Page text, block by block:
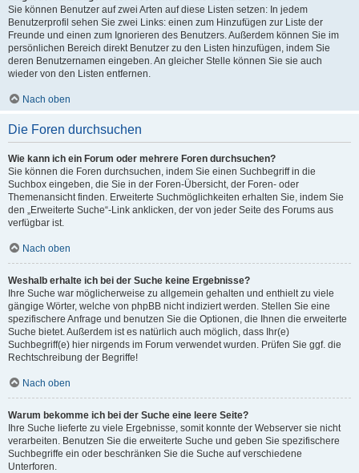
Sie können Benutzer auf zwei Arten auf diese Listen setzen: In jedem
Benutzerprofil sehen Sie zwei Links: einen zum Hinzufügen zur Liste der
Freunde und einen zum Ignorieren des Benutzers. Außerdem können Sie im
persönlichen Bereich direkt Benutzer zu den Listen hinzufügen, indem Sie
deren Benutzernamen eingeben. An gleicher Stelle können Sie sie auch
wieder von den Listen entfernen.
Nach oben
Die Foren durchsuchen
Wie kann ich ein Forum oder mehrere Foren durchsuchen?
Sie können die Foren durchsuchen, indem Sie einen Suchbegriff in die
Suchbox eingeben, die Sie in der Foren-Übersicht, der Foren- oder
Themenansicht finden. Erweiterte Suchmöglichkeiten erhalten Sie, indem Sie
den „Erweiterte Suche“-Link anklicken, der von jeder Seite des Forums aus
verfügbar ist.
Nach oben
Weshalb erhalte ich bei der Suche keine Ergebnisse?
Ihre Suche war möglicherweise zu allgemein gehalten und enthielt zu viele
gängige Wörter, welche von phpBB nicht indiziert werden. Stellen Sie eine
spezifischere Anfrage und benutzen Sie die Optionen, die Ihnen die erweiterte
Suche bietet. Außerdem ist es natürlich auch möglich, dass Ihr(e)
Suchbegriff(e) hier nirgends im Forum verwendet wurden. Prüfen Sie ggf. die
Rechtschreibung der Begriffe!
Nach oben
Warum bekomme ich bei der Suche eine leere Seite?
Ihre Suche lieferte zu viele Ergebnisse, somit konnte der Webserver sie nicht
verarbeiten. Benutzen Sie die erweiterte Suche und geben Sie spezifischere
Suchbegriffe ein oder beschränken Sie die Suche auf verschiedene
Unterforen.